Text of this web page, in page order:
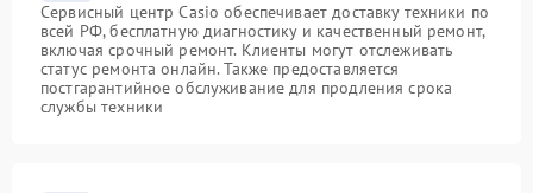
Сервисный центр Casio обеспечивает доставку техники по
всей РФ, бесплатную диагностику и качественный ремонт,
включая срочный ремонт. Клиенты могут отслеживать
статус ремонта онлайн. Также предоставляется
постгарантийное обслуживание для продления срока
службы техники